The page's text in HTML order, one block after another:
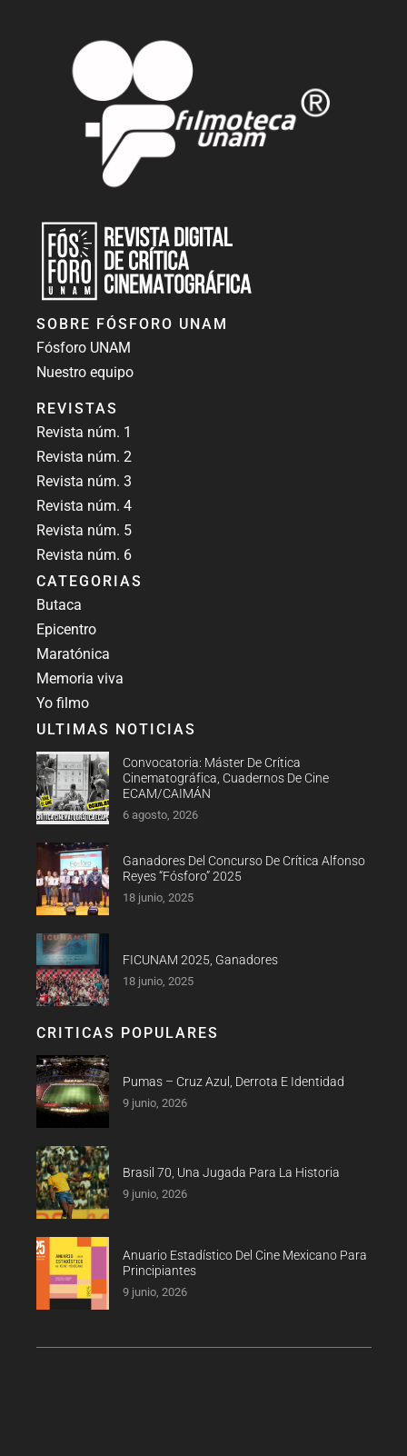
Revista Fósforo UNAM
SOBRE FÓSFORO UNAM
Fósforo UNAM
Nuestro equipo
REVISTAS
Revista núm. 1
Revista núm. 2
Revista núm. 3
Revista núm. 4
Revista núm. 5
Revista núm. 6
CATEGORIAS
Butaca
Epicentro
Maratónica
Memoria viva
Yo filmo
ULTIMAS NOTICIAS
Convocatoria: Máster De Crítica
Cinematográfica, Cuadernos De Cine
ECAM/CAIMÁN
6 agosto, 2026
Ganadores Del Concurso De Crítica Alfonso
Reyes “Fósforo” 2025
18 junio, 2025
FICUNAM 2025, Ganadores
18 junio, 2025
CRITICAS POPULARES
Pumas – Cruz Azul, Derrota E Identidad
9 junio, 2026
Brasil 70, Una Jugada Para La Historia
9 junio, 2026
Anuario Estadístico Del Cine Mexicano Para
Principiantes
9 junio, 2026